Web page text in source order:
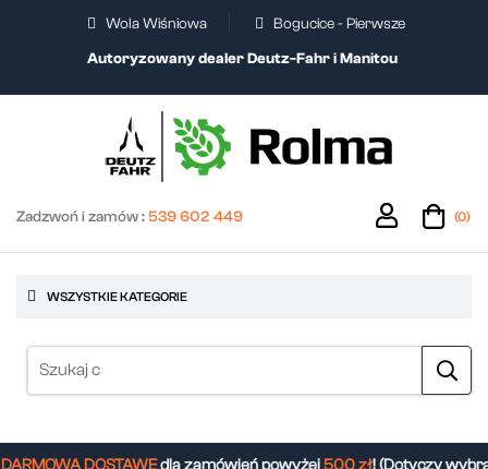
Wola Wiśniowa
Bogucice - Pierwsze
Autoryzowany dealer Deutz-Fahr i Manitou
Zadzwoń i zamów :539 602 449 (0)
WSZYSTKIE KATEGORIE
DOSTAWĘdla zamówień powyżej500 zł! (Dotyczy